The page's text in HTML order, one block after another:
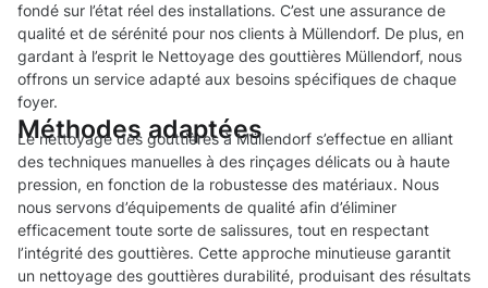
fondé sur l’état réel des installations. C’est une assurance de
qualité et de sérénité pour nos clients à Müllendorf. De plus, en
gardant à l’esprit le Nettoyage des gouttières Müllendorf, nous
offrons un service adapté aux besoins spécifiques de chaque
foyer.
Méthodes adaptées
Le nettoyage des gouttières à Müllendorf s’effectue en alliant
des techniques manuelles à des rinçages délicats ou à haute
pression, en fonction de la robustesse des matériaux. Nous
nous servons d’équipements de qualité afin d’éliminer
efficacement toute sorte de salissures, tout en respectant
l’intégrité des gouttières. Cette approche minutieuse garantit
un nettoyage des gouttières durabilité, produisant des résultats